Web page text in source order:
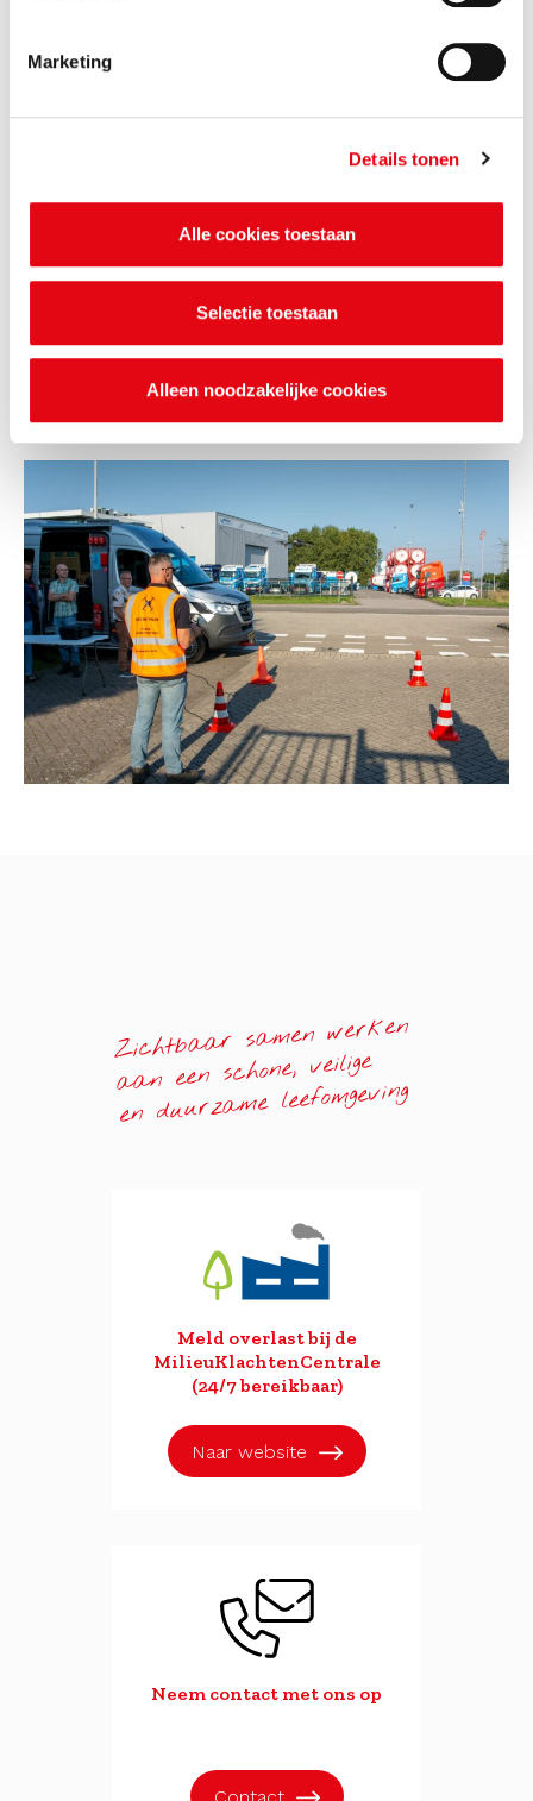
Marketing
Details tonen
Alle cookies toestaan
Selectie toestaan
Alleen noodzakelijke cookies
Zichtbaar samen werken
aan een schone, veilige
en duurzame leefomgeving
Meld overlast bij de
MilieuKlachtenCentrale
(24/7 bereikbaar)
Naar website
Neem contact met ons op
Contact